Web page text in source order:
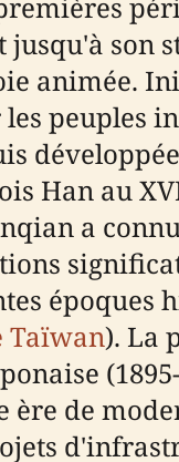
jusqu'à son
animée.
peuples
Han au
a
époques
Taïwan). La
ère de